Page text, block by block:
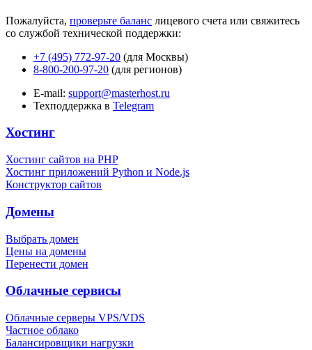
Пожалуйста, проверьте баланс лицевого счета или свяжитесь
со службой технической поддержки:
+7 (495) 772-97-20 (для Москвы)
8-800-200-97-20 (для регионов)
E-mail: support@masterhost.ru
Техподдержка в Telegram
Хостинг
Хостинг сайтов на PHP
Хостинг приложений Python и Node.js
Конструктор сайтов
Домены
Выбрать домен
Цены на домены
Перенести домен
Облачные сервисы
Облачные серверы VPS/VDS
Частное облако
Балансировщики нагрузки